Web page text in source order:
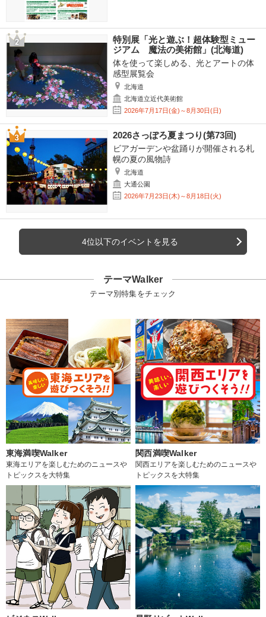
特別展「光と遊ぶ！超体験型ミュー
ジアム 魔法の美術館」(北海道)
体を使って楽しめる、光とアートの体
感型展覧会
北海道
北海道立近代美術館
2026年7月17日(金)～8月30日(日)
2026さっぽろ夏まつり(第73回)
ビアガーデンや盆踊りが開催される札
幌の夏の風物詩
北海道
大通公園
2026年7月23日(木)～8月18日(火)
4位以下のイベントを見る
テーマWalker
テーマ別特集をチェック
東海満喫Walker
東海エリアを楽しむためのニュースや
トピックスを大特集
関西満喫Walker
関西エリアを楽しむためのニュースや
トピックスを大特集